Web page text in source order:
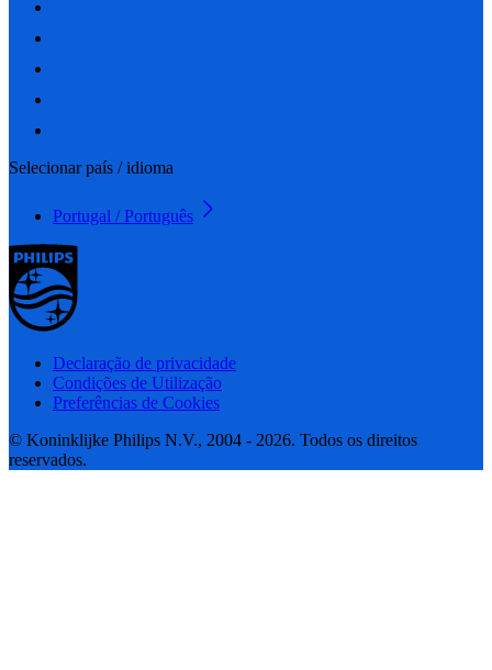
Selecionar país / idioma
Portugal / Português
Declaração de privacidade
Condições de Utilização
Preferências de Cookies
© Koninklijke Philips N.V., 2004 - 2026. Todos os direitos
reservados.